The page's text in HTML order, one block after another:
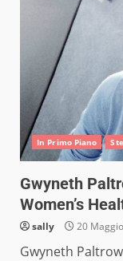
In Primo Piano
Gwyneth
Women’s
sally 20
Gwyneth